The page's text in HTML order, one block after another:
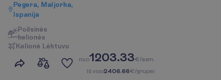
Pegera, Maljorka,
Ispanija
Poilsinės
kelionės
Kelionė L ėktuvu
nuo1203.33€/asm.
Iš viso2406.66€/grupei